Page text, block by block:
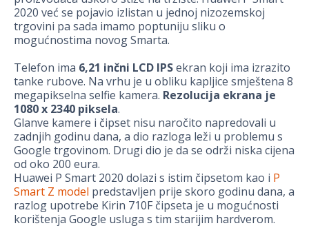
2020 već se pojavio izlistan u jednoj nizozemskoj
trgovini pa sada imamo poptuniju sliku o
mogućnostima novog Smarta.
Telefon ima 6,21 inčni LCD IPSekran koji ima izrazito
tanke rubove. Na vrhu je u obliku kapljice smještena 8
megapikselna selfie kamera. Rezolucija ekrana je
1080 x 2340 piksela.
Glanve kamere i čipset nisu naročito napredovali u
zadnjih godinu dana, a dio razloga leži u problemu s
Google trgovinom. Drugi dio je da se održi niska cijena
od oko 200 eura.
Huawei P Smart 2020 dolazi s istim čipsetom kao i P
Smart Z model predstavljen prije skoro godinu dana, a
razlog upotrebe Kirin 710F čipseta je u mogućnosti
korištenja Google usluga s tim starijim hardverom.